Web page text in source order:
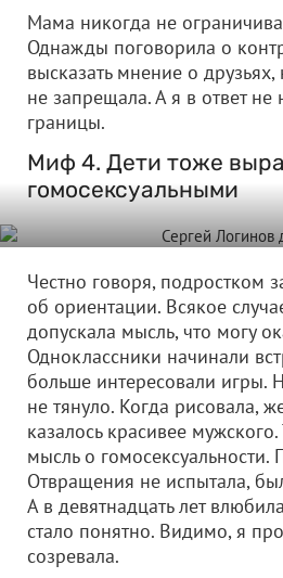
Мама никогда не
Однажды поговорила о
высказать мнение о друзьях,
не запрещала. А я в ответ не
границы.
Миф 4. Дети тоже
гомосексуальными
Честно говоря, подростком
об ориентации. Всякое
допускала мысль, что могу
Одноклассники начинали
больше интересовали игры.
не тянуло. Когда рисовала,
казалось красивее
мысль о гомосексуальности.
Отвращения не испытала,
А в девятнадцать лет
стало понятно. Видимо, я
созревала.